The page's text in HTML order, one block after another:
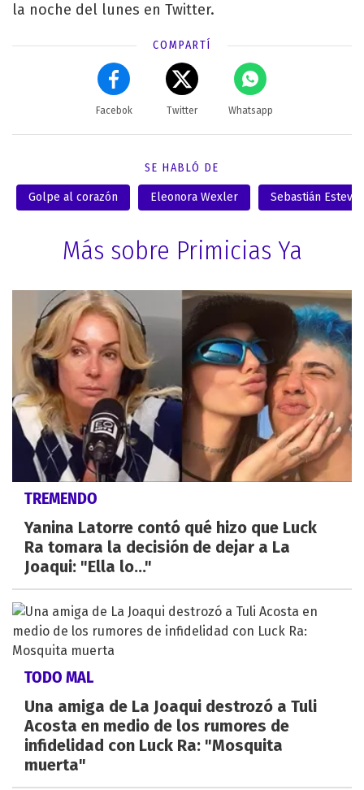
la noche del lunes en Twitter.
COMPARTÍ
Facebok Twitter Whatsapp
SE HABLÓ DE
Golpe al corazón Eleonora Wexler Sebastián
Más sobre Primicias Ya
TREMENDO
Yanina Latorre contó qué hizo que Luck
Ra tomara la decisión de dejar a La
Joaqui: "Ella lo..."
TODO MAL
Una amiga de La Joaqui destrozó a Tuli
Acosta en medio de los rumores de
infidelidad con Luck Ra: "Mosquita
muerta"